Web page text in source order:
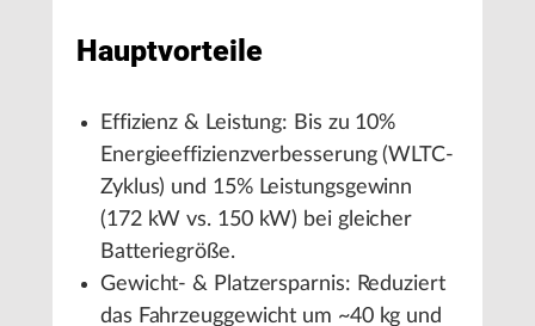
Hauptvorteile
Effizienz & Leistung: Bis zu 10%
Energieeffizienzverbesserung (WLTC-
Zyklus) und 15% Leistungsgewinn
(172 kW vs. 150 kW) bei gleicher
Batteriegröße.
Gewicht- & Platzersparnis: Reduziert
das Fahrzeuggewicht um ~40 kg und